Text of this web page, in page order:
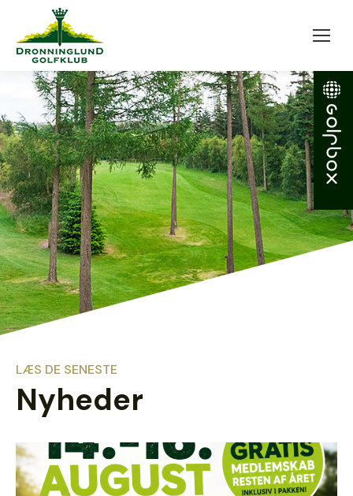
LÆS DE SENESTE
Nyheder